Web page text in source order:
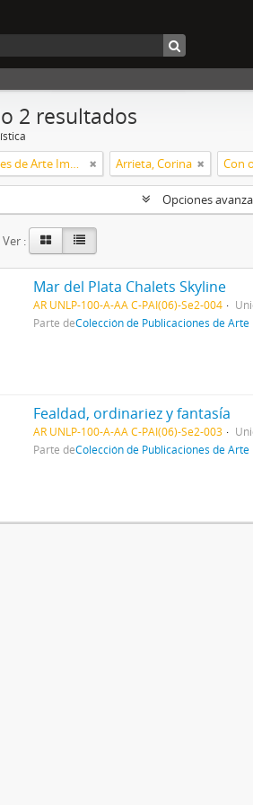
2 resultados
Colección de Publicaciones de Arte Impreso Arrieta, Corina Con
Opciones
Ver :
Mar del Plata Chalets Skyline
AR UNLP-100-A-AA C-PAI(06)-Se2-004
Parte deColección de Publicaciones de
Fealdad, ordinariez y fantasía
AR UNLP-100-A-AA C-PAI(06)-Se2-003
Parte deColección de Publicaciones de